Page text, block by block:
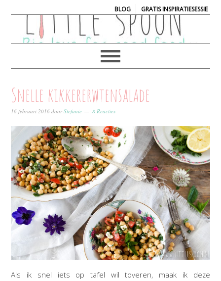
BLOG| GRATIS INSPIRATIESESSIE
Snelle kikkererwtensalade
16 februari 2016 doorStefanie 8 Reacties
Als ik snel iets op tafel wil toveren, maak ik deze